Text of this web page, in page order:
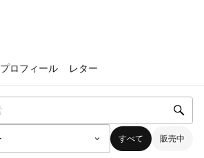
プロフィール レター
すべて 販売中